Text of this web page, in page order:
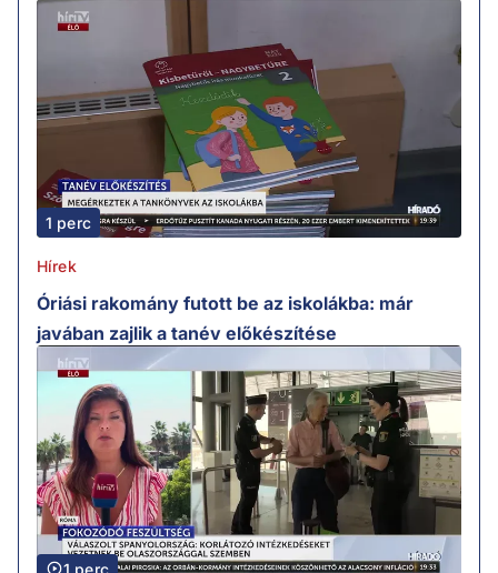
1 perc
Hírek
Óriási rakomány futott be az iskolákba: már
javában zajlik a tanév előkészítése
1 perc